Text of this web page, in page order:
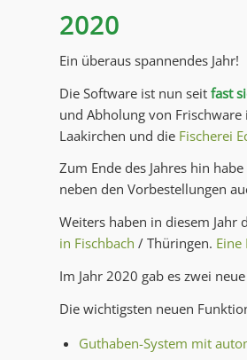
2020
Ein überaus spannendes Jahr!
Die Software ist nun seit fast
und Abholung von
Laakirchen und die Fischerei
Zum Ende des Jahres hin
neben den Vorbestellungen
Weiters haben in diesem
in Fischbach / Thüringen. Eine
Im Jahr 2020 gab es zwei
Die wichtigsten neuen
Guthaben-System mit